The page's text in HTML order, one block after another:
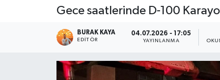
Gece saatlerinde D-100
BURAK KAYA
EDITÖR
04.07.2026 - 17:05
YAYINLANMA
RESMİ İLANLAR
GÜNDEM
kimdir-nedir-nasil